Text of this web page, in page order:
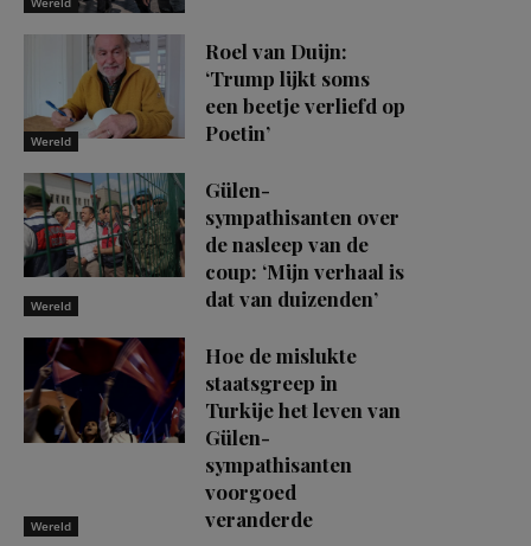
Wereld
Roel van Duijn:
‘Trump lijkt soms
een beetje verliefd op
Poetin’
Wereld
Gülen-
sympathisanten over
de nasleep van de
coup: ‘Mijn verhaal is
dat van duizenden’
Wereld
Hoe de mislukte
staatsgreep in
Turkije het leven van
Gülen-
sympathisanten
voorgoed
veranderde